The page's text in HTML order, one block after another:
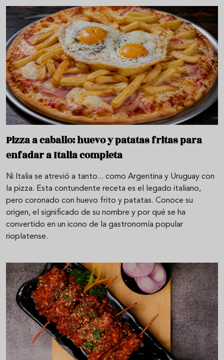
Pizza a caballo: huevo y patatas fritas para
enfadar a Italia completa
Ni Italia se atrevió a tanto... como Argentina y Uruguay con
la pizza. Esta contundente receta es el legado italiano,
pero coronado con huevo frito y patatas. Conoce su
origen, el significado de su nombre y por qué se ha
convertido en un icono de la gastronomía popular
rioplatense.